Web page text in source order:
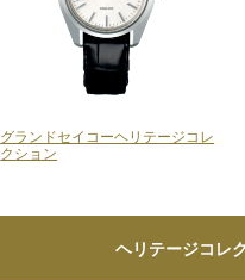
グランドセイコーヘリテージコレ
クション
ヘリテージコレ